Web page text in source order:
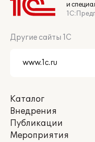
и
Другие сайты 1С
Каталог
Внедрения
Публикации
Мероприятия